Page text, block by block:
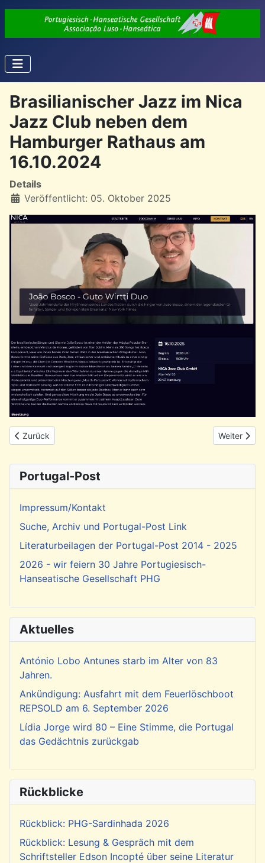
Brasilianischer Jazz im Nica
Jazz Club neben dem
Hamburger Rathaus am
16.10.2024
Details
Veröffentlicht: 05. Oktober 2025
Vorheriger Beitrag: Veranstaltung: Instituto Camões und
Zurück Nächster
Weiter
Portugal-Post
Impressum/Kontakt
Suche, Archiv und Portugal-Post Link
Literaturbeilagen der Portugal-Post 2014 - 2025
2026 - wir feiern 30 Jahre Portugiesisch-
Hanseatische Gesellschaft PHG
Aktuelles
António Lobo Antunes starb im Alter von 83
Jahren.
Ankündigung: Ausfahrt mit dem Feuerlöschboot
REPSOLD am 6. September 2026
Lídia Jorge wird 80 – Eine Stimme, die Portugal
das Gedächtnis zurückgab
Rückblicke
Rückblick: PHG-Sardinhada 2026
Rückblick: Lesung & Gespräch mit dem
Schriftsteller Edson Incopté über seine Literatur